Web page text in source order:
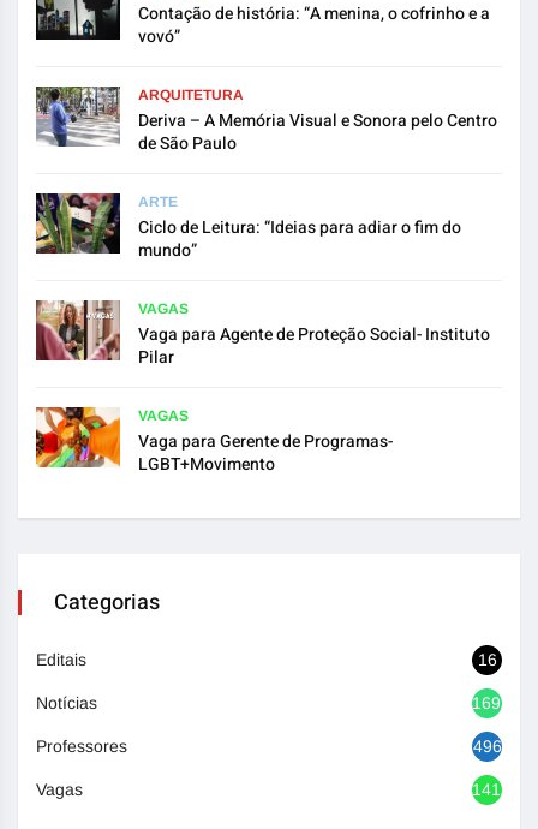
Contação de história: “A menina, o cofrinho e a
vovó”
ARQUITETURA
Deriva – A Memória Visual e Sonora pelo Centro
de São Paulo
ARTE
Ciclo de Leitura: “Ideias para adiar o fim do
mundo”
VAGAS
Vaga para Agente de Proteção Social- Instituto
Pilar
VAGAS
Vaga para Gerente de Programas-
LGBT+Movimento
Categorias
Editais 16
Notícias 1692
Professores 496
Vagas 1417